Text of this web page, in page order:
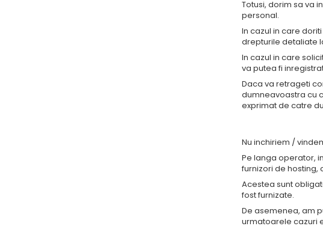
Totusi, dorim sa va
personal.
In cazul in care
drepturile detaliate
In cazul in care
va putea fi
Daca va retrageti
dumneavoastra cu
exprimat de catre
Nu inchiriem /
Pe langa operator,
furnizori de hosting,
Acestea sunt
fost furnizate.
De asemenea, am
urmatoarele cazuri